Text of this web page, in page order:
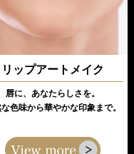
リップアートメイク
唇に、あなたらしさを。
色味から華やかな印象まで。